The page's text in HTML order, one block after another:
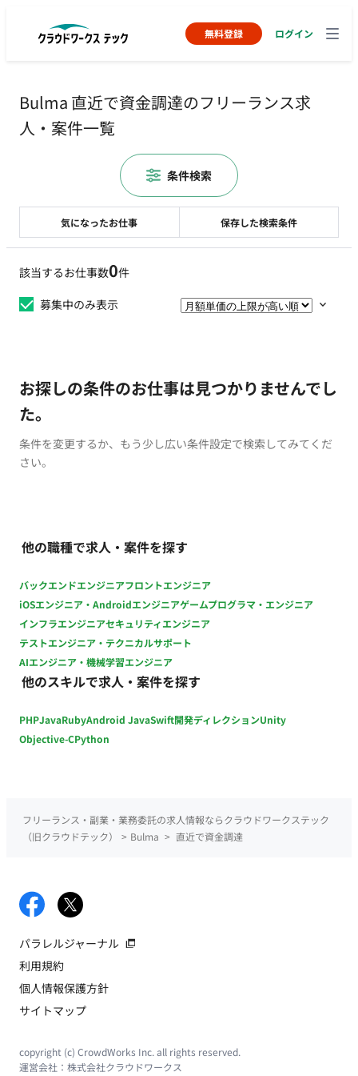
無料登録 ログイン
Bulma 直近で資金調達のフリーランス求
人・案件一覧
該当するお仕事数0件
募集中のみ表示
お探しの条件のお仕事は見つかりませんでし
た。
条件を変更するか、もう少し広い条件設定で検索してみてくだ
さい。
他の職種で求人・案件を探す
バックエンドエンジニアフロントエンジニア
iOSエンジニア・Androidエンジニアゲームプログラマ・エンジニア
インフラエンジニアセキュリティエンジニア
テストエンジニア・テクニカルサポート
AIエンジニア・機械学習エンジニア
他のスキルで求人・案件を探す
PHPJavaRubyAndroid JavaSwift開発ディレクションUnity
Objective-CPython
気になったお仕事 保存した検索条件
条件検索
フリーランス・副業・業務委託の求人情報ならクラウドワークステック
（旧クラウドテック）
> Bulma > 直近で資金調達
パラレルジャーナル
利用規約
個人情報保護方針
サイトマップ
copyright (c) CrowdWorks Inc. all rights reserved.
運営会社： 株式会社クラウドワークス